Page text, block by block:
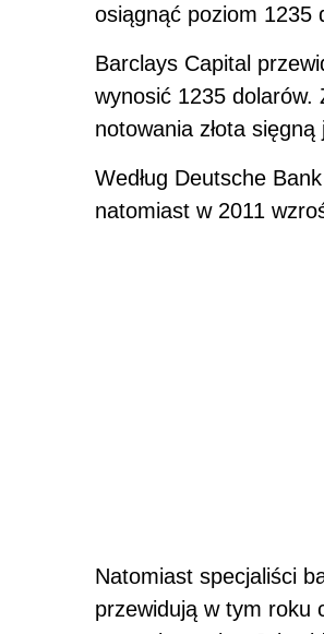
osiągnąć poziom 1235
Barclays Capital
wynosić 1235 dolarów.
notowania złota
Według Deutsche
natomiast w 2011
Natomiast specjaliści
przewidują w tym roku